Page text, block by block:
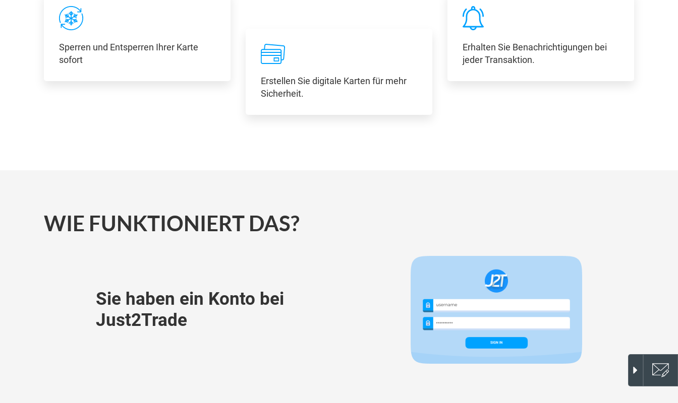
Sperren und Entsperren Ihrer Karte
sofort
Erstellen Sie digitale Karten für mehr
Sicherheit.
Erhalten Sie Benachrichtigungen bei
jeder Transaktion.
WIE FUNKTIONIERT DAS?
Sie haben ein Konto bei
Just2Trade